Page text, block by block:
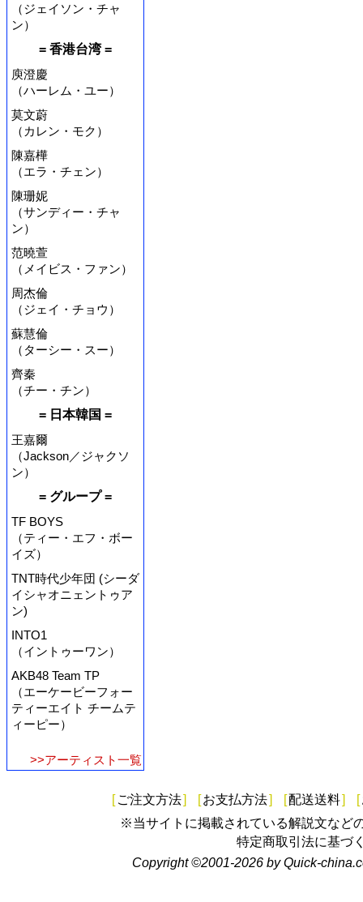
（ジェイソン・チャ
ン）
= 香港台湾 =
庾澄慶
（ハーレム・ユー）
莫文蔚
（カレン・モク）
陳嘉樺
（エラ・チェン）
陳珊妮
（サンディー・チャ
ン）
范曉萱
（メイビス・ファン）
周杰倫
（ジェイ・チョウ）
蘇慧倫
（ターシー・スー）
齊秦
（チー・チン）
= 日本韓国 =
王嘉爾
（Jackson／ジャクソ
ン）
= グループ =
TF BOYS
（ティー・エフ・ボー
イズ）
TNT時代少年団 (シーダ
イシャオニェントゥア
ン)
INTO1
（イントゥーワン）
AKB48 Team TP
（エーケービーフォー
ティーエイト チームテ
ィーピー）
>>アーティスト一覧
[ ご注文方法] [お支払方法] [配送送料] [
※当サイトに掲載されている解説文など
特定商取引法に基づ
Copyright ©2001-2026 by Quick-